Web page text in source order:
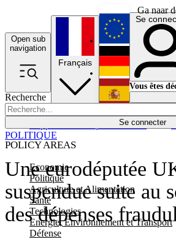
Ga naar
Open sub
navigation
Recherche
Se connecter
POLICY AREAS
Economie
Politique
Agriculture et Alimentation
Santé
Technologies
Energie, Environnement et Transport
Défense
Économie
Français
English
Deutsch
Español
Se
Vous êtes
Une eurodéputée
suspendue suite au
des dépenses
POLITIQUE